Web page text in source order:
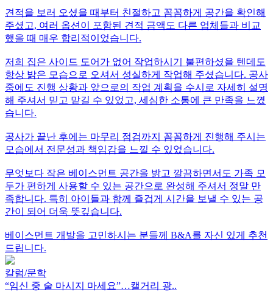
견적을 보러 오셨을 때부터 친절하고 꼼꼼하게 공간을 확인해
주셨고, 여러 옵션이 포함된 견적 금액도 다른 업체들과 비교
했을 때 매우 합리적이었습니다.
저희 집은 사이드 도어가 없어 작업하시기 불편하셨을 텐데도
항상 밝은 모습으로 오셔서 성실하게 작업해 주셨습니다. 공사
중에도 진행 상황과 앞으로의 작업 계획을 수시로 자세히 설명
해 주셔서 믿고 맡길 수 있었고, 세심한 소통에 큰 만족을 느꼈
습니다.
공사가 끝난 후에는 마무리 점검까지 꼼꼼하게 진행해 주시는
모습에서 전문성과 책임감을 느낄 수 있었습니다.
무엇보다 작은 베이스먼트 공간을 밝고 깔끔하면서도 가족 모
두가 편하게 사용할 수 있는 공간으로 완성해 주셔서 정말 만
족합니다. 특히 아이들과 함께 즐겁게 시간을 보낼 수 있는 공
간이 되어 더욱 뜻깊습니다.
베이스먼트 개발을 고민하시는 분들께 B&A를 자신 있게 추천
드립니다.
칼럼/문학
“임신 중 술 마시지 마세요”…캘거리 광..